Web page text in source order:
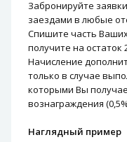
Забронируйте
заездами в любые
Спишите часть
получите на остаток
Начисление
только в случае
которыми Вы
вознаграждения
Наглядный пример